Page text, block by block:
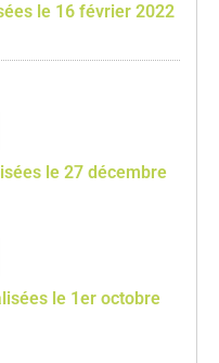
le 16 février 2022
le 27 décembre
le 1er octobre